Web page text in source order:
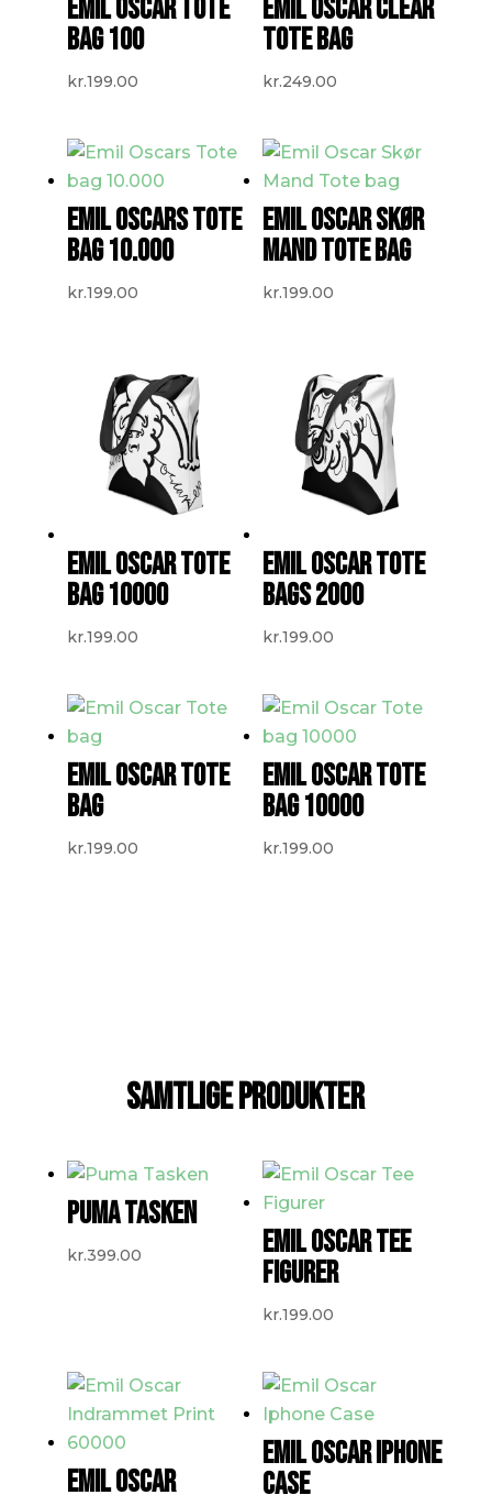
EMIL OSCAR TOTE
BAG 100
kr.199.00
EMIL OSCAR CLEAR
TOTE BAG
kr.249.00
EMIL OSCARS TOTE
BAG 10.000
kr.199.00
EMIL OSCAR SKØR
MAND TOTE BAG
kr.199.00
EMIL OSCAR TOTE
BAG 10000
kr.199.00
EMIL OSCAR TOTE
BAGS 2000
kr.199.00
EMIL OSCAR TOTE
BAG
kr.199.00
EMIL OSCAR TOTE
BAG 10000
kr.199.00
SAMTLIGE PRODUKTER
PUMA TASKEN
kr.399.00
EMIL OSCAR TEE
FIGURER
kr.199.00
EMIL OSCAR
EMIL OSCAR IPHONE
CASE